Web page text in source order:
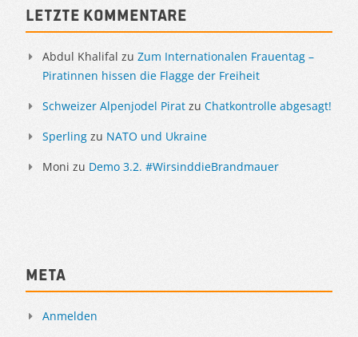
Sidebar
Letzte Kommentare
Abdul Khalifal zu Zum Internationalen Frauentag –
Piratinnen hissen die Flagge der Freiheit
Schweizer Alpenjodel Pirat zu Chatkontrolle abgesagt!
Sperling zu NATO und Ukraine
Moni zu Demo 3.2. #WirsinddieBrandmauer
Meta
Anmelden